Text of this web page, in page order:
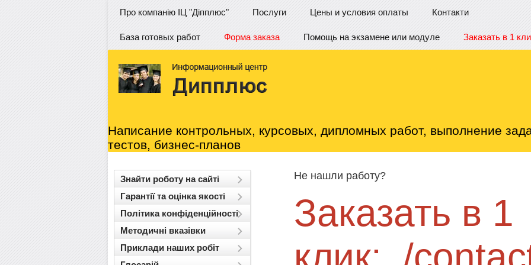
Про компанію ІЦ "Діпплюс" Послуги Цены и условия оплаты Контакти
База готовых работ Форма заказа Помощь на экзамене или модуле Заказать в 1
Написание контрольных, курсовых, дипломных работ, выполнение
тестов, бизнес-планов
Знайти роботу на сайті
Гарантії та оцінка якості
Політика конфіденційності
Методичні вказівки
Приклади наших робіт
Не нашли работу?
Заказать в 1